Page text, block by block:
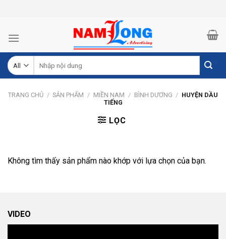
kiếm:
TRANG CHỦ / SẢN PHẨM / MIỀN NAM / BÌNH DƯƠNG / HUYỆN DẦU
TIẾNG
LỌC
Không tìm thấy sản phẩm nào khớp với lựa chọn của bạn.
VIDEO